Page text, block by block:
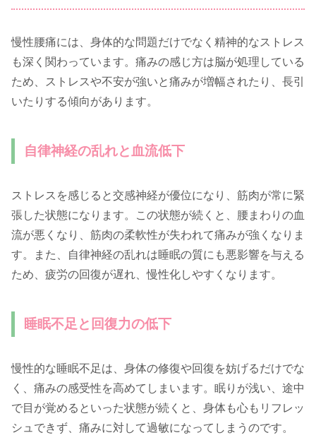
慢性腰痛には、身体的な問題だけでなく精神的なストレス
も深く関わっています。痛みの感じ方は脳が処理している
ため、ストレスや不安が強いと痛みが増幅されたり、長引
いたりする傾向があります。
自律神経の乱れと血流低下
ストレスを感じると交感神経が優位になり、筋肉が常に緊
張した状態になります。この状態が続くと、腰まわりの血
流が悪くなり、筋肉の柔軟性が失われて痛みが強くなりま
す。また、自律神経の乱れは睡眠の質にも悪影響を与える
ため、疲労の回復が遅れ、慢性化しやすくなります。
睡眠不足と回復力の低下
慢性的な睡眠不足は、身体の修復や回復を妨げるだけでな
く、痛みの感受性を高めてしまいます。眠りが浅い、途中
で目が覚めるといった状態が続くと、身体も心もリフレッ
シュできず、痛みに対して過敏になってしまうのです。